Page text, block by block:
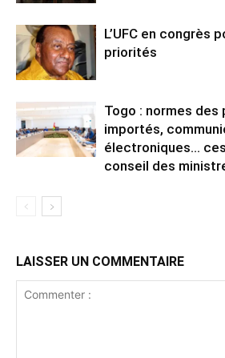
L’UFC en congrès
priorités
Togo : normes
importés,
électroniques…
conseil des
LAISSER UN COMMENTAIRE